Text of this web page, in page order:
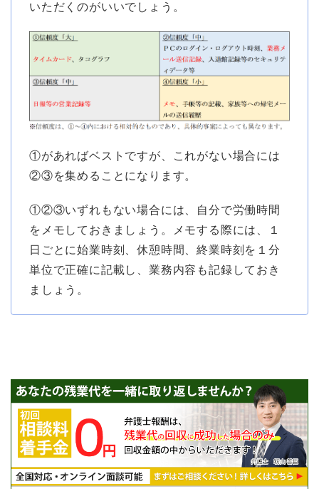
いただくのがいいでしょう。
①があればベストですが、これがない場合には
②③を集めることになります。
①②③いずれもない場合には、自分で労働時間
をメモしておきましょう。メモする際には、１
日ごとに始業時刻、休憩時間、終業時刻を１分
単位で正確に記載し、業務内容も記録しておき
ましょう。